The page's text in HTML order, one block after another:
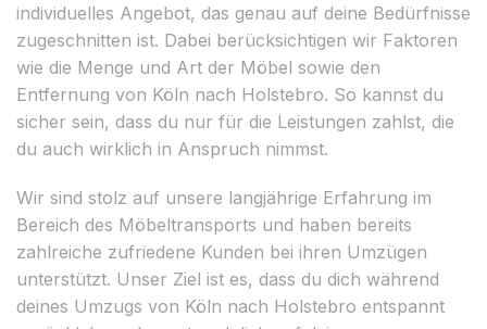
individuelles Angebot, das genau auf deine Bedürfnisse
zugeschnitten ist. Dabei berücksichtigen wir Faktoren
wie die Menge und Art der Möbel sowie den
Entfernung von Köln nach Holstebro. So kannst du
sicher sein, dass du nur für die Leistungen zahlst, die
du auch wirklich in Anspruch nimmst.
Wir sind stolz auf unsere langjährige Erfahrung im
Bereich des Möbeltransports und haben bereits
zahlreiche zufriedene Kunden bei ihren Umzügen
unterstützt. Unser Ziel ist es, dass du dich während
deines Umzugs von Köln nach Holstebro entspannt